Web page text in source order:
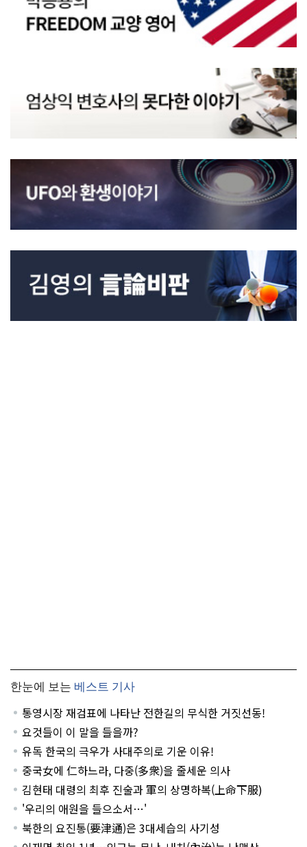
한눈에 보는 베스트 기사
통영시장 재검표에 나타난 전한길의 무식한 거짓선동!
요것들이 이 말을 들을까?
유독 한국의 극우가 사대주의로 기운 이유!
중국女에 仁하느라, 다중(多衆)을 줄세운 의사
김현태 대령의 최후 진술과 軍의 상명하복(上命下服)
'우리의 애원을 들으소서…'
북한의 요진통(要津通)은 3대세습의 사기성